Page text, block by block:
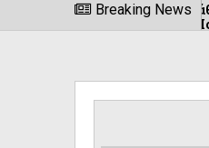
Breaking News
με ποινή άθειρξης -9-
Μονάδων στην